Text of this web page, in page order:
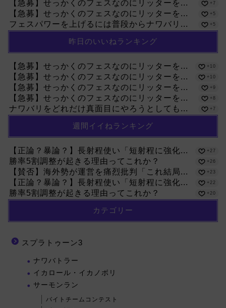
【急募】せっかくのフェスなのにリッターを... +7
【急募】せっかくのフェスなのにリッターを... +5
フェスパワーを上げるには普段からナワバリ... +5
昨日のいいねランキング
【急募】せっかくのフェスなのにリッターを... +10
【急募】せっかくのフェスなのにリッターを... +10
【急募】せっかくのフェスなのにリッターを... +9
【急募】せっかくのフェスなのにリッターを... +8
ナワバリをどれだけ真面目にやろうとしても... +7
週間イイねランキング
【正論？暴論？】長射程使い「短射程に強化... +27
勝率5割調整が起きる理由ってこれか？ +26
【賛否】海外勢が運営を痛烈批判「これ結局... +23
【正論？暴論？】長射程使い「短射程に強化... +22
勝率5割調整が起きる理由ってこれか？ +20
カテゴリー
スプラトゥーン3
ナワバトラー
イカロール・イカノボリ
サーモンラン
バイトチームコンテスト